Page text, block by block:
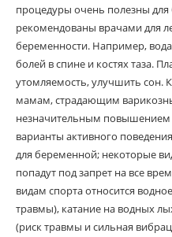
процедуры очень полезны
рекомендованы врачами для
беременности. Например,
болей в спине и костях таза.
утомляемость, улучшить
мамам, страдающим
незначительным повышением
варианты активного
для беременной; некоторые
попадут под запрет на все
видам спорта относится
травмы), катание на водных
(риск травмы и сильная